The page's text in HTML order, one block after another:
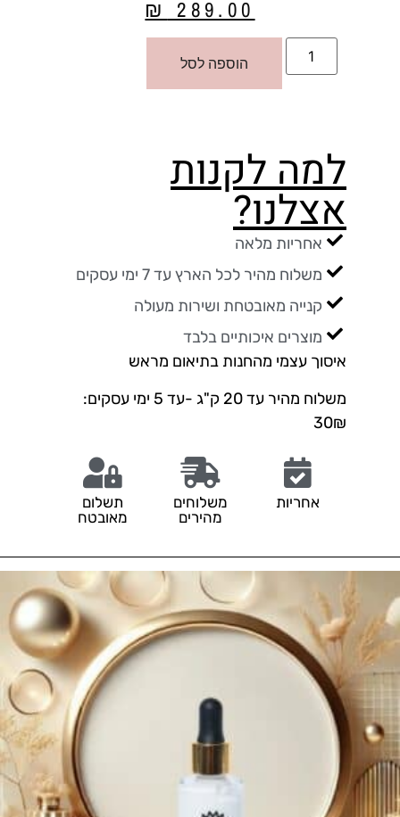
₪289.00
הוספה לסל
למה לקנות
אצלנו?
אחריות מלאה
משלוח מהיר לכל הארץ עד 7 ימי עסקים
קנייה מאובטחת ושירות מעולה
מוצרים איכותיים בלבד
איסוך עצמי מהחנות בתיאום מראש
משלוח מהיר עד 20 ק"ג -עד 5 ימי עסקים:
30₪
אחריות
משלוחים
מהירים
תשלום
מאובטח